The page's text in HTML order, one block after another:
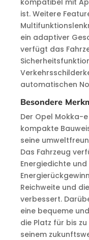
kompatibel mit
ist. Weitere
ein adaptiver
verfügt das
automatischen
Besondere
Der Opel Mokka-
kompakte
seine
Das Fahrzeug
Energiedichte
Reichweite und
verbessert.
eine bequeme
die Platz für bis
seinem